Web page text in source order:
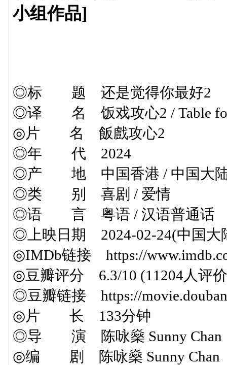
小组作品]
◎标 题 还是觉得你最好2
◎译 名 饭戏攻心2 / Table
◎片 名 飯戲攻心2
◎年 代 2024
◎产 地 中国香港 / 中国大
◎类 别 喜剧 / 爱情
◎语 言 粤语 / 汉语普通话
◎上映日期 2024-02-24(中国大
◎IMDb链接 https://
◎豆瓣评分 6.3/10 (11204人评
◎豆瓣链接 https://
◎片 长 133分钟
◎导 演 陈咏燊 Sunny Chan
◎编 剧 陈咏燊 Sunny Chan